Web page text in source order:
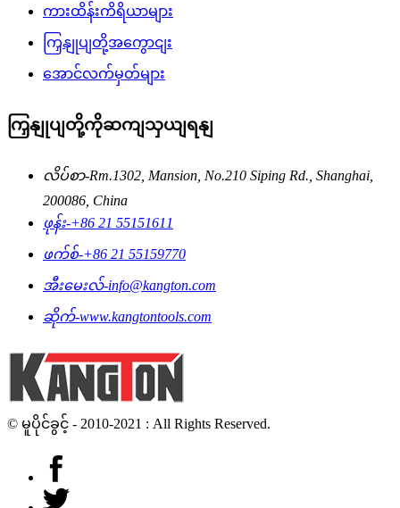
ကားထိန်းကိရိယာများ
ကြှနျုပျတို့အကွောငျး
အောင်လက်မှတ်များ
ကြှနျုပျတို့ကိုဆကျသှယျရနျ
လိပ်စာ-Rm.1302, Mansion, No.210 Siping Rd., Shanghai,
200086, China
ဖုန်း-+86 21 55151611
ဖက်စ်-+86 21 55159770
အီးမေးလ်-info@kangton.com
ဆိုက်-www.kangtontools.com
© မူပိုင်ခွင့် - 2010-2021 : All Rights Reserved.